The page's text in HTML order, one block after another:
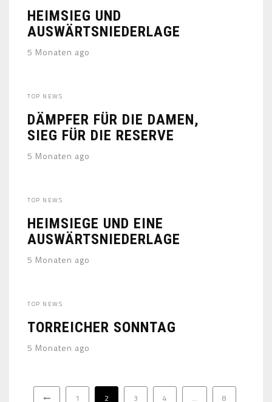
HEIMSIEG UND
AUSWÄRTSNIEDERLAGE
5 Monaten ago
TOP NEWS
DÄMPFER FÜR DIE DAMEN,
SIEG FÜR DIE RESERVE
5 Monaten ago
TOP NEWS
HEIMSIEGE UND EINE
AUSWÄRTSNIEDERLAGE
5 Monaten ago
TOP NEWS
TORREICHER SONNTAG
5 Monaten ago
1 2 3 4 … 8